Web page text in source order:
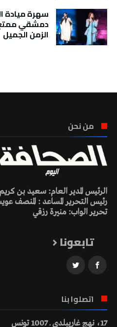
سهرة ميادة
دمشقي ممتع
الزمن الجميل
من نحن
الرئيس المدير العام: سعيد بن كريم
رئيس التحرير المساعد : المنصف
تحرير الواب: منيرة رزقي
تابعونا
اتصلوا بنا
17، نهج غاريبلدي ـ 1007 تونس